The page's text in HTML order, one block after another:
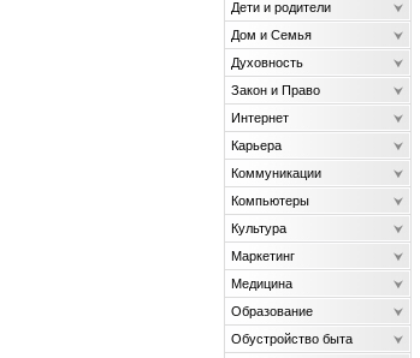
Дети и родители
Дом и Семья
Духовность
Закон и Право
Интернет
Карьера
Коммуникации
Компьютеры
Культура
Маркетинг
Медицина
Образование
Обустройство быта